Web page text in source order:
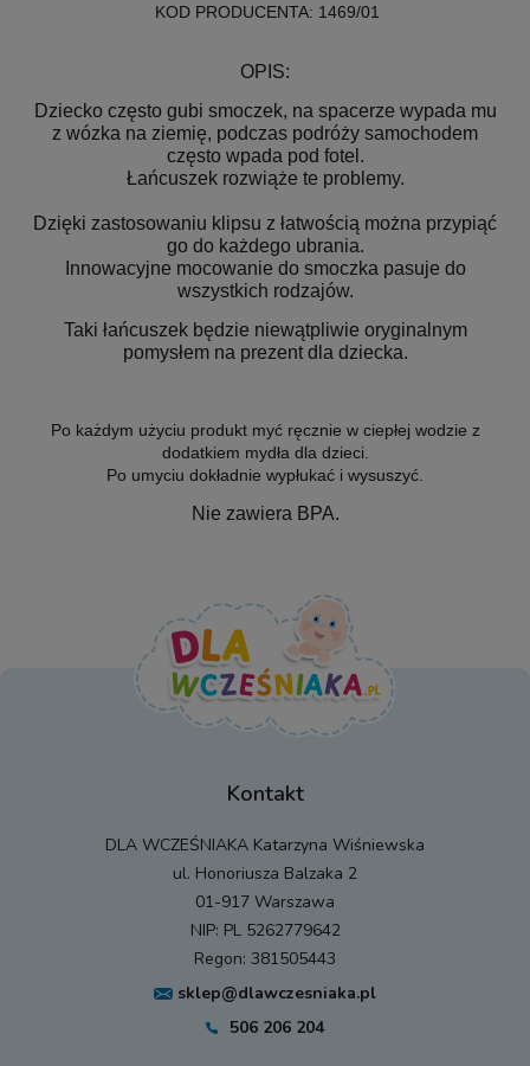
KOD PRODUCENTA: 1469/01
OPIS:
Dziecko często gubi smoczek, na spacerze wypada mu
z wózka na ziemię, podczas podróży samochodem
często wpada pod fotel.
Łańcuszek rozwiąże te problemy.
Dzięki zastosowaniu klipsu z łatwością można przypiąć
go do każdego ubrania.
Innowacyjne mocowanie do smoczka pasuje do
wszystkich rodzajów.
Taki łańcuszek będzie niewątpliwie oryginalnym
pomysłem na prezent dla dziecka.
Po każdym użyciu produkt myć ręcznie w ciepłej wodzie z
dodatkiem mydła dla dzieci.
Po umyciu dokładnie wypłukać i wysuszyć.
Nie zawiera BPA.
Kontakt
DLA WCZEŚNIAKA Katarzyna Wiśniewska
ul. Honoriusza Balzaka 2
01-917 Warszawa
NIP: PL 5262779642
Regon: 381505443
sklep@dlawczesniaka.pl
506 206 204